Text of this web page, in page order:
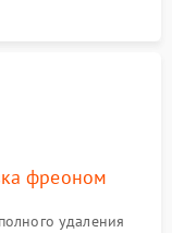
фреоном
удаления